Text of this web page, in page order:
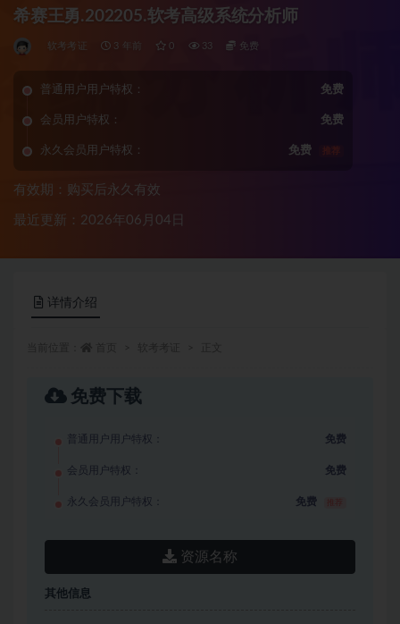
希赛王勇.202205.软考高级系统分析师
软考考证 3 年前 0 33 免费
普通用户用户特权： 免费
会员用户特权： 免费
永久会员用户特权： 免费 推荐
有效期：购买后永久有效
最近更新：2026年06月04日
详情介绍
免费下载
普通用户用户特权： 免费
会员用户特权： 免费
永久会员用户特权： 免费
资源名称
其他信息